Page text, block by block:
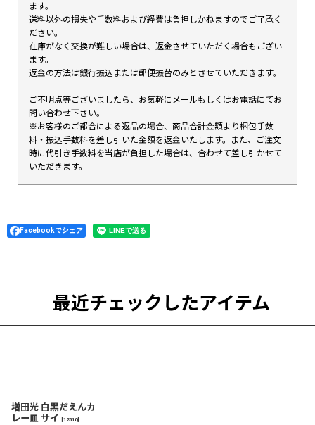
ます。
送料以外の損失や手数料および経費は負担しかねますのでご了承く
ださい。
在庫がなく交換が難しい場合は、返金させていただく場合もござい
ます。
返金の方法は銀行振込または郵便振替のみとさせていただきます。
ご不明点等ございましたら、お気軽にメールもしくはお電話にてお
問い合わせ下さい。
※お客様のご都合による返品の場合、商品合計金額より梱包手数
料・振込手数料を差し引いた金額を返金いたします。また、ご注文
時に代引き手数料を当店が負担した場合は、合わせて差し引かせて
いただきます。
Facebookでシェア
最近チェックしたアイテム
増田光 白黒だえんカ
レー皿 サイ
12510]